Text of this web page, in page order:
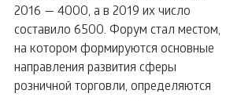
2016 — 4000, а в 2019 их число
составило 6500. Форум стал местом,
на котором формируются основные
направления развития сферы
розничной торговли, определяются